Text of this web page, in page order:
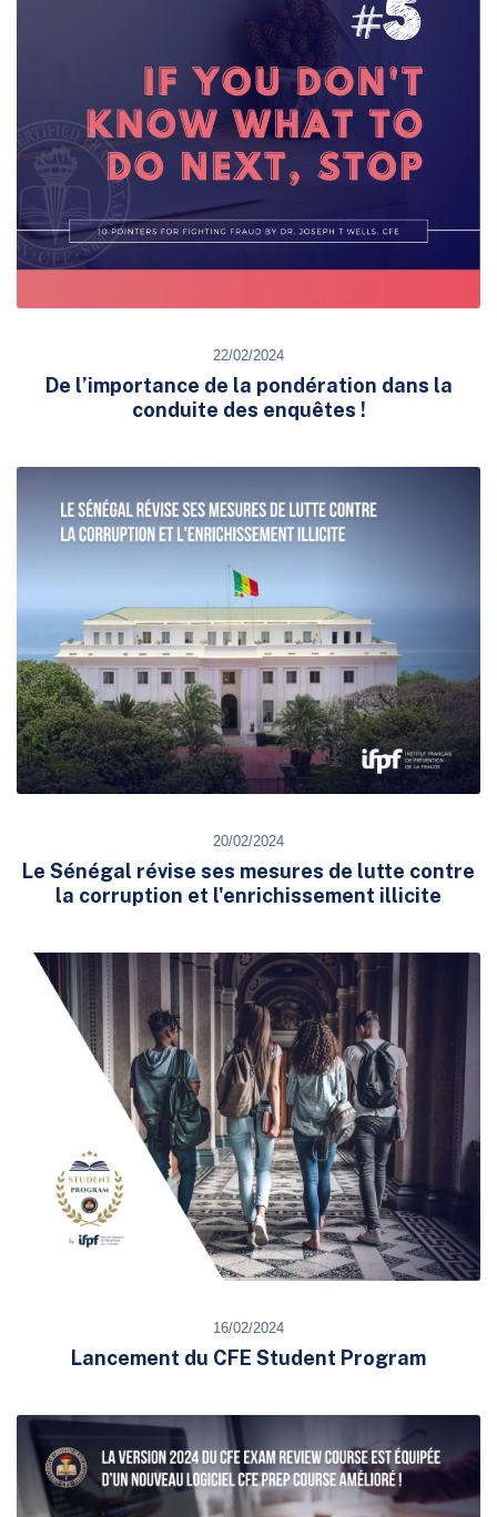
22/02/2024
De l’importance de la pondération dans la
conduite des enquêtes !
20/02/2024
Le Sénégal révise ses mesures de lutte contre
la corruption et l'enrichissement illicite
16/02/2024
Lancement du CFE Student Program